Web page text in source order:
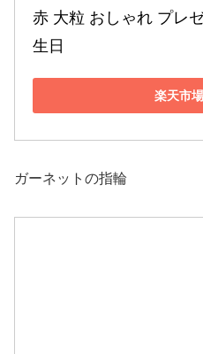
赤 大粒 おしゃれ プレ
生日
楽天市
ガーネットの指輪